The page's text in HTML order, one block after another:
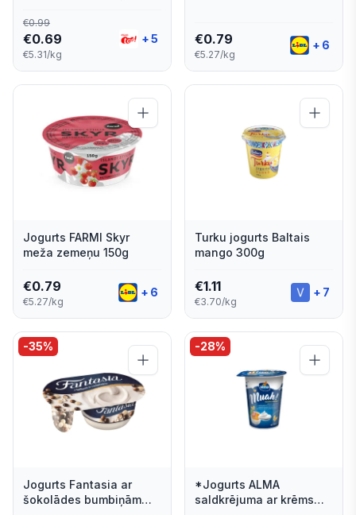
€0.99
€0.69
€5.31/kg
+5 €0.79
€5.27/kg
+ 6
Jogurts FARMI Skyr
meža zemeņu 150g
€0.79
€5.27/kg
+ 6
Turku jogurts Baltais
mango 300g
€1.11
€3.70/kg
+ 7
-35%
Jogurts Fantasia ar
šokolādes bumbiņām
-28%
*Jogurts ALMA
saldkrējuma ar krēms